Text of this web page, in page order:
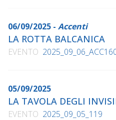
06/09/2025 - Accenti
LA ROTTA BALCANICA
EVENTO
05/09/2025
LA TAVOLA DEGLI
EVENTO 2025_09_05_119